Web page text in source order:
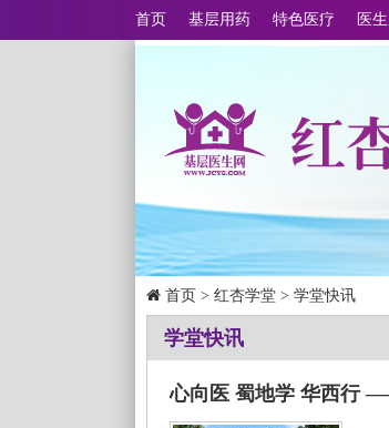
首页 基层用药 特色医疗 医
首页 > 红杏学堂 > 学堂快讯
学堂快讯
心向医 蜀地学 华西行